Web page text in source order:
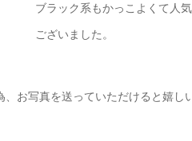
ブラック系もかっこよくて人
ございました。
お写真を送っていただけると嬉し